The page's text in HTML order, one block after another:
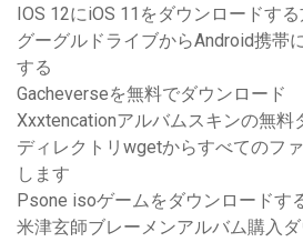
IOS 12にiOS 11をダウンロードす
グーグルドライブからAndroid携帯
する
Gacheverseを無料でダウンロード
Xxxtencationアルバムスキンの無料
ディレクトリwgetからすべてのフ
します
Psone isoゲームをダウンロードす
米津玄師ブレーメンアルバム購入